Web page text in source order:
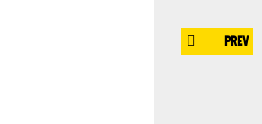
PREV